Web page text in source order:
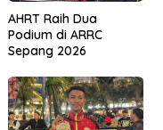
AHRT Raih Dua
Podium di ARRC
Sepang 2026